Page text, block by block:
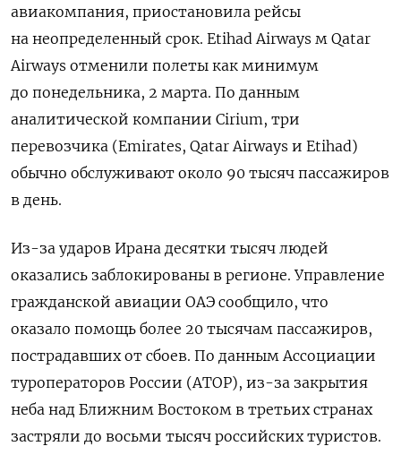
авиакомпания, приостановила рейсы
на неопределенный срок. Etihad Airways м Qatar
Airways отменили полеты как минимум
до понедельника, 2 марта. По данным
аналитической компании Cirium, три
перевозчика (Emirates, Qatar Airways и Etihad)
обычно обслуживают около 90 тысяч пассажиров
в день.
Из-за ударов Ирана десятки тысяч людей
оказались заблокированы в регионе. Управление
гражданской авиации ОАЭ сообщило, что
оказало помощь более 20 тысячам пассажиров,
пострадавших от сбоев. По данным Ассоциации
туроператоров России (АТОР), из-за закрытия
неба над Ближним Востоком в третьих странах
застряли до восьми тысяч российских туристов.